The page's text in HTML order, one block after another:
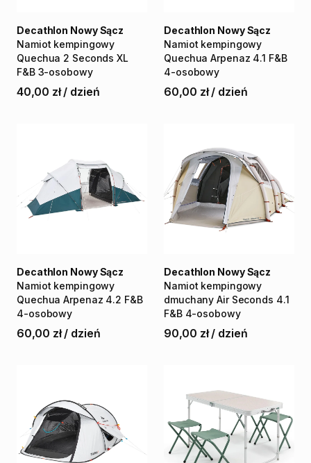
Namiot kempingowy
Quechua 2 Seconds XL
F&B 3-osobowy
Decathlon Nowy Sącz
40,00 zł / dzień
Namiot kempingowy
Quechua Arpenaz 4.1 F&B
4-osobowy
Decathlon Nowy Sącz
60,00 zł / dzień
Namiot kempingowy
Quechua Arpenaz 4.2 F&B
4-osobowy
Decathlon Nowy Sącz
60,00 zł / dzień
Namiot kempingowy
dmuchany Air Seconds 4.1
F&B 4-osobowy
Decathlon Nowy Sącz
90,00 zł / dzień